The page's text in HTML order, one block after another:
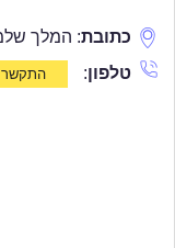
כתובת: המלך
טלפון: